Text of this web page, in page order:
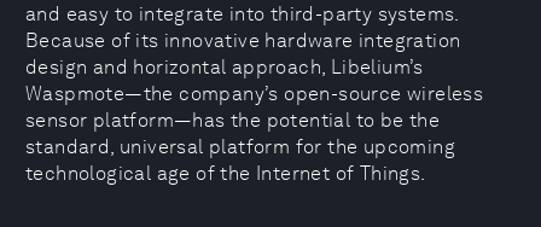
and easy to integrate into third-party systems.
Because of its innovative hardware integration
design and horizontal approach, Libelium’s
Waspmote—the company’s open-source wireless
sensor platform—has the potential to be the
standard, universal platform for the upcoming
technological age of the Internet of Things.